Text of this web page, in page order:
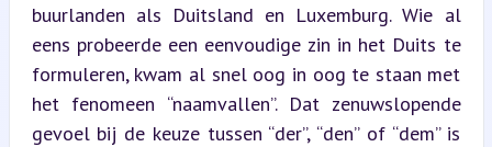
buurlanden als Duitsland en Luxemburg. Wie al
eens probeerde een eenvoudige zin in het Duits te
formuleren, kwam al snel oog in oog te staan met
het fenomeen “naamvallen”. Dat zenuwslopende
gevoel bij de keuze tussen “der”, “den” of “dem” is